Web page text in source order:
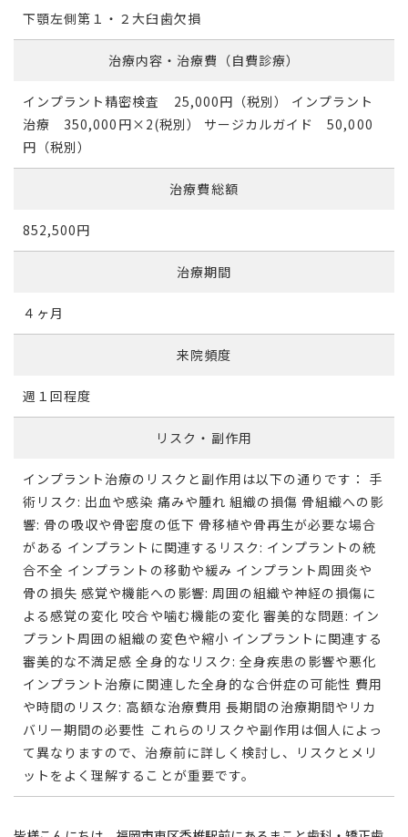
下顎左側第１・２大臼歯欠損
治療内容・治療費（自費診療）
インプラント精密検査 25,000円（税別） インプラント
治療 350,000円×2(税別） サージカルガイド 50,000
円（税別）
治療費総額
852,500円
治療期間
４ヶ月
来院頻度
週１回程度
リスク・副作用
インプラント治療のリスクと副作用は以下の通りです： 手
術リスク: 出血や感染 痛みや腫れ 組織の損傷 骨組織への影
響: 骨の吸収や骨密度の低下 骨移植や骨再生が必要な場合
がある インプラントに関連するリスク: インプラントの統
合不全 インプラントの移動や緩み インプラント周囲炎や
骨の損失 感覚や機能への影響: 周囲の組織や神経の損傷に
よる感覚の変化 咬合や噛む機能の変化 審美的な問題: イン
プラント周囲の組織の変色や縮小 インプラントに関連する
審美的な不満足感 全身的なリスク: 全身疾患の影響や悪化
インプラント治療に関連した全身的な合併症の可能性 費用
や時間のリスク: 高額な治療費用 長期間の治療期間やリカ
バリー期間の必要性 これらのリスクや副作用は個人によっ
て異なりますので、治療前に詳しく検討し、リスクとメリ
ットをよく理解することが重要です。